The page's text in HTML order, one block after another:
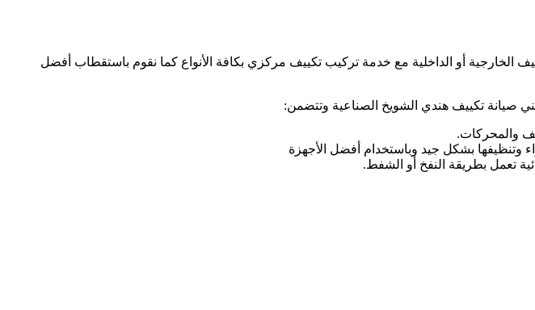
أو الداخلية مع خدمة تركيب تكييف مركزي بكافة الأنواع كما نقوم باستقطاب أفضل
صيانة تكييف هندي الشويخ الصناعية وتتضمن:
والمحركات.
وتنظيفها بشكل جيد وباستخدام أفضل الأجهزة
تعمل بطريقة النفخ أو الشفط.